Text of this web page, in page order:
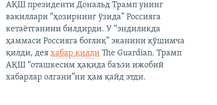
АҚШ президенти Дональд Трамп унинг
вакиллари “ҳозирнинг ўзида” Россияга
кетаётганини билдирди. У “эндиликда
ҳаммаси Россияга боғлиқ” эканини қўшимча
қилди, дея хабар қилди The Guardian. Трамп
АҚШ “оташкесим ҳақида баъзи ижобий
хабарлар олгани”ни ҳам қайд этди.